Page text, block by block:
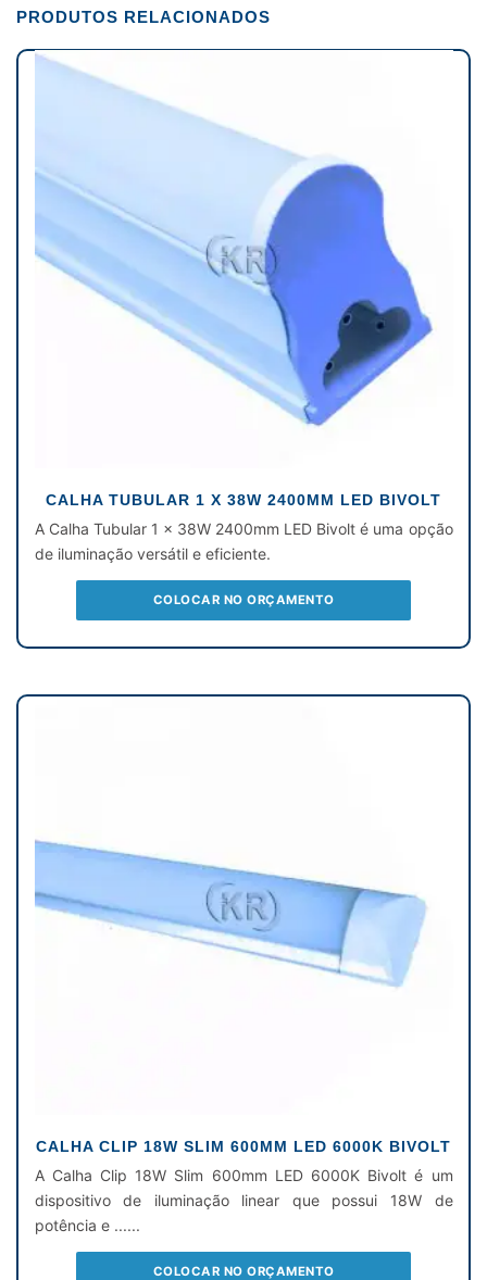
PRODUTOS RELACIONADOS
CALHA TUBULAR 1 X 38W 2400MM LED BIVOLT
A Calha Tubular 1 x 38W 2400mm LED Bivolt é uma opção
de iluminação versátil e eficiente.
COLOCAR NO ORÇAMENTO
CALHA CLIP 18W SLIM 600MM LED 6000K BIVOLT
A Calha Clip 18W Slim 600mm LED 6000K Bivolt é um
dispositivo de iluminação linear que possui 18W de
potência e ......
COLOCAR NO ORÇAMENTO